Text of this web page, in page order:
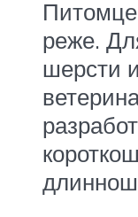
реже.
шерсти